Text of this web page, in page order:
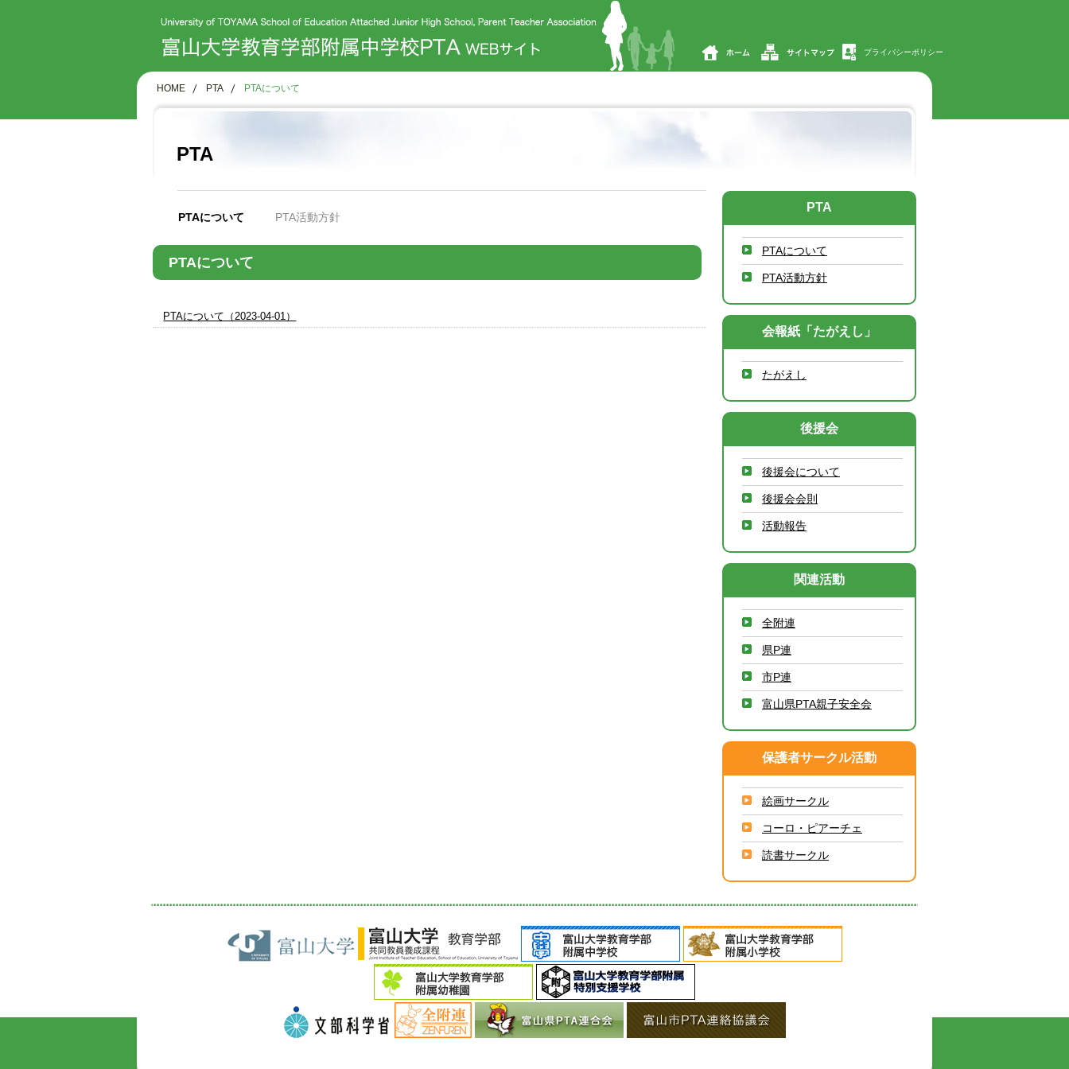
プライバシーポリシー
HOME PTA PTAについて
PTA
PTAについて PTA活動方針
PTAについて
PTAについて（2023-04-01）
PTA
PTAについて
PTA活動方針
会報紙「たがえし」
たがえし
後援会
後援会について
後援会会則
活動報告
関連活動
全附連
県P連
市P連
富山県PTA親子安全会
保護者サークル活動
絵画サークル
コーロ・ピアーチェ
読書サークル